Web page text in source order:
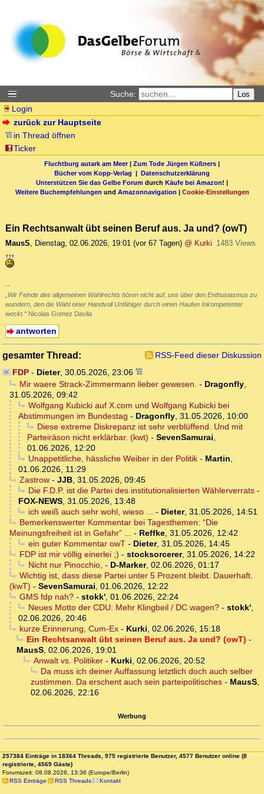
Suche: Los
Login
zurück zur Hauptseite
in Thread öffnen
Ticker
Fluchtburg autark am Meer| Zum Tode Jürgen Küßners |
Bücher vom Kopp-Verlag | Datenschutzerklärung
Unterstützen Sie das Gelbe Forum durch Käufe bei Amazon! |
Weitere Buchempfehlungen und Amazonnavigation | Cookie-Einstellungen
Ein Rechtsanwalt übt seinen Beruf aus. Ja und? (owT)
MausS, Dienstag, 02.06.2026, 19:01 (vor 67 Tagen) @ Kurki 1483 Views
--
„Wir Feinde des allgemeinen Wahlrechts hören nicht auf, uns über den Enthusiasmus zu
wundern, den die Wahl einer Handvoll Unfähiger durch einen Haufen Inkompetenter
weckt.“ Nicolas Gomez Davila
antworten
gesamter Thread:
RSS-Feed dieser Diskussion
FDP- Dieter, 30.05.2026, 23:06
Mir waere Strack-Zimmermann lieber gewesen. - Dragonfly,
31.05.2026, 09:42
Wolfgang Kubicki auf X.com und Wolfgang Kubicki bei
Abstimmungen im Bundestag - Dragonfly, 31.05.2026, 10:00
Diese extreme Diskrepanz ist sehr verblüffend. Und mit
Parteiräson nicht erklärbar. (kwt) - SevenSamurai,
01.06.2026, 12:20
Unappetitliche, hässliche Weiber in der Politik- Martin,
01.06.2026, 11:29
Zastrow- JJB, 31.05.2026, 09:45
Die F.D.P. ist die Partei des institutionalisierten Wählerverrats-
FOX-NEWS, 31.05.2026, 13:48
ich weiß auch sehr wohl, wieso ... - Dieter, 31.05.2026, 14:51
Bemerkenswerter Kommentar bei Tagesthemen: “Die
Meinungsfreiheit ist in Gefahr” ... - Reffke, 31.05.2026, 12:42
ein guter Kommentar owT- Dieter, 31.05.2026, 14:45
FDP ist mir völlig einerlei ;) - stocksorcerer, 31.05.2026, 14:22
Nicht nur Pinocchio, - D-Marker, 02.06.2026, 01:17
Wichtig ist, dass diese Partei unter 5 Prozent bleibt. Dauerhaft.
(kwT) - SevenSamurai, 01.06.2026, 12:22
GMS fdp nah?- stokk', 01.06.2026, 22:24
Neues Motto der CDU: Mehr Klingbeil / DC wagen?- stokk',
02.06.2026, 20:46
kurze Erinnerung, Cum-Ex- Kurki, 02.06.2026, 15:18
Ein Rechtsanwalt übt seinen Beruf aus. Ja und? (owT) -
MausS, 02.06.2026, 19:01
Anwalt vs. Politiker- Kurki, 02.06.2026, 20:52
Da muss ich deiner Auffassung letztlich doch auch selber
zustimmen. Da erschent auch sein parteipolitisches - MausS,
02.06.2026, 22:16
Werbung
257384 Einträge in 18364 Threads, 975 registrierte Benutzer, 4577 Benutzer online (8
registrierte, 4569 Gäste)
Forumszeit: 08.08.2026, 13:36 (Europe/Berlin)
RSS Einträge
RSS Threads Kontakt